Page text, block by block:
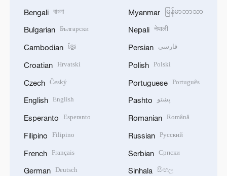
Bengali বাংলা
Bulgarian Български
Cambodian ខ្មែរ
Croatian Hrvatski
Czech Český
English English
Esperanto Esperanto
Filipino Filipino
French Français
German Deutsch
Myanmar မြန်မာဘာသာ
Nepali नेपाली
Persian فارسی
Polish Polski
Portuguese Português
Pashto پښتو
Romanian Română
Russian Русский
Serbian Српски
Sinhala සිංහල